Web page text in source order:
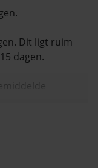
Dit ligt ruim
dagen.